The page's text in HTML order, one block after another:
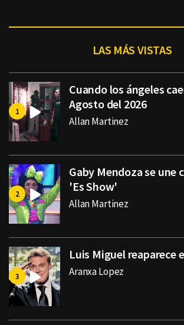
LAS MÁS VISTAS
Cuando los ángeles
Agosto del 2026
Allan Martinez
Gaby Mendoza se une
'Es Show'
Allan Martinez
Luis Miguel reaparece
Aranxa Lopez